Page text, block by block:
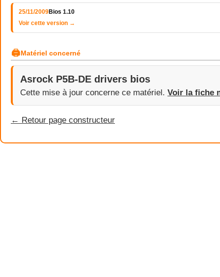
25/11/2009Bios 1.10
Voir cette version →
🖨Matériel concerné
Asrock P5B-DE drivers bios
Cette mise à jour concerne ce matériel. Voir la fiche
← Retour page constructeur